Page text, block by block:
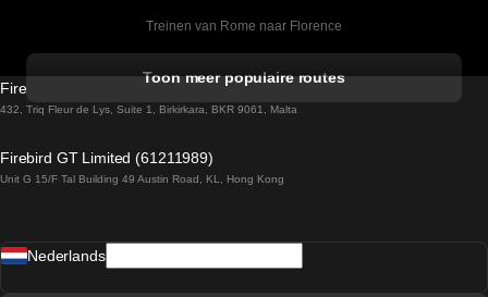
Treinen van Rome naar Florence
Treinen van Sevilla naar Barcelona
Treinen van Praag naar Wenen
Toon meer populaire routes
Firebird GT Limited (OC 1451)
432, Triq Fleur de Lys, Suite 1, Birkirkara, BKR 9061, Malta
Firebird GT Limited (61211989)
Unit G 15/F Tal Building 49 Austin Road, KL, Hong Kong
Nederlands